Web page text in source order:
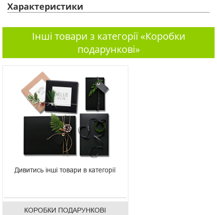
Характеристики
Інші товари з категорії «Коробки
подарункові»
Дивитись інші товари в категорії
КОРОБКИ ПОДАРУНКОВІ